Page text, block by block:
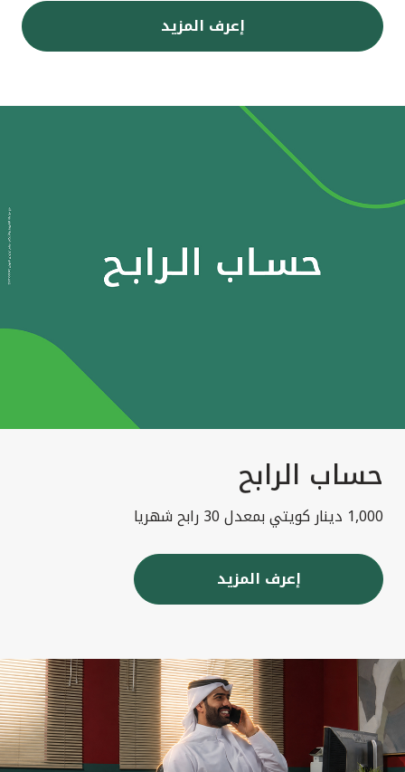
إعرف المزيد
حساب الرابح
1,000 دينار كويتي بمعدل 30 رابح شهريا
إعرف المزيد